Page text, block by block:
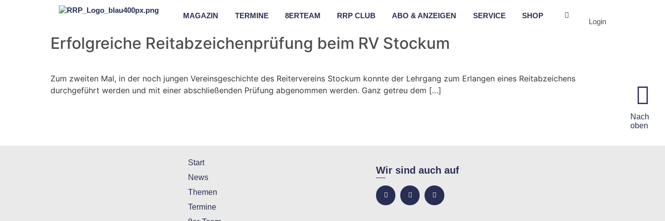
MAGAZIN TERMINE 8ERTEAM RRP CLUB ABO & ANZEIGEN SERVICE SHOP
Login
Erfolgreiche Reitabzeichenprüfung beim RV Stockum
Zum zweiten Mal, in der noch jungen Vereinsgeschichte des Reitervereins Stockum konnte der Lehrgang zum Erlangen eines Reitabzeichens
durchgeführt werden und mit einer abschließenden Prüfung abgenommen werden. Ganz getreu dem […]
Nach
oben
Start
News
Themen
Termine
Wir sind auch auf